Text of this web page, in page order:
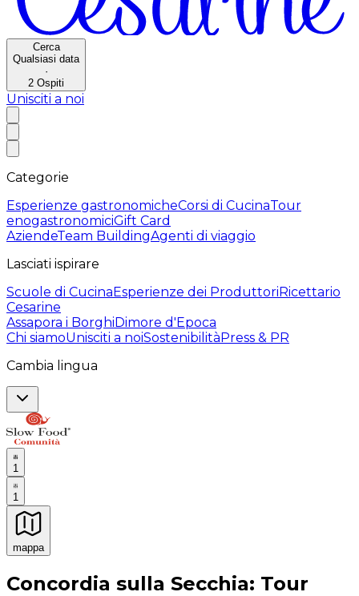
Cerca
Qualsiasi data
·
2 Ospiti
Unisciti a noi
Categorie
Esperienze gastronomicheCorsi di CucinaTour
enogastronomiciGift Card
AziendeTeam BuildingAgenti di viaggio
Lasciati ispirare
Scuole di CucinaEsperienze dei ProduttoriRicettario
Cesarine
Assapora i BorghiDimore d'Epoca
Chi siamoUnisciti a noiSostenibilitàPress & PR
Cambia lingua
1
1
mappa
Esperienze culinarie indimenticabili: Esperienze
Concordia sulla Secchia: Tour